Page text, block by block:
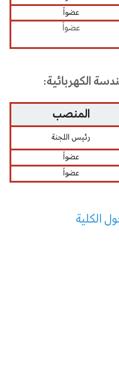
عضواً
عضواً
الكهربائية:
المنصب
رئيس اللجنة
عضواً
عضواً
الكلية